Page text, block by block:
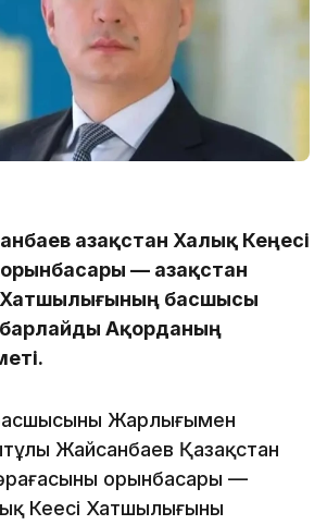
Қазақстан Халық Кеңесі
— Қазақстан
Хатшылығының басшысы
Ақорданың
Жарлығымен
Жайсанбаев Қазақстан
орынбасары —
Кеңесі Хатшылығының